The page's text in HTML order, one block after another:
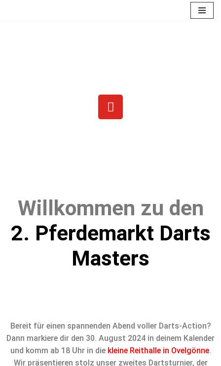
Willkommen zu den
2. Pferdemarkt Darts
Masters
Bereit für einen spannenden Abend voller Darts-Action?
Dann markiere dir den 30. August 2024 in deinem Kalender
und komm ab 18 Uhr in die kleine Reithalle in Ovelgönne.
Wir präsentieren stolz unser zweites Dartsturnier, der